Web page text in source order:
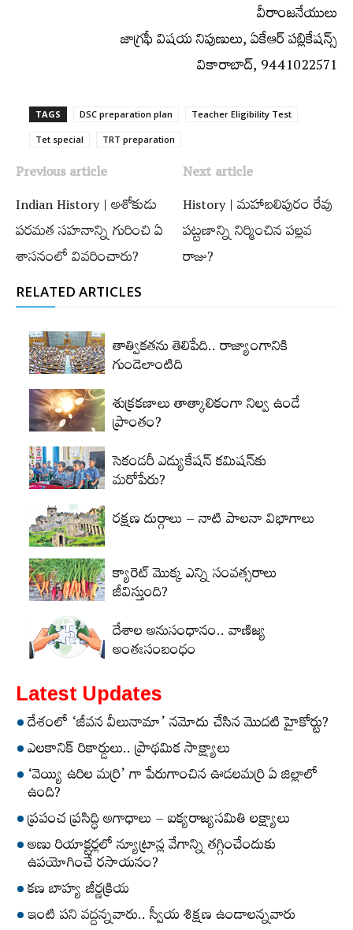
వీరాంజనేయులు
జాగ్రఫీ విషయ నిపుణులు, ఏకేఆర్‌ పబ్లికేషన్స్‌
వికారాబాద్‌, 9441022571
TAGS DSC preparation plan Teacher Eligibility Test
Tet special TRT preparation
Previous article
Indian History | అశోకుడు
పరమత సహనాన్ని గురించి ఏ
శాసనంలో వివరించారు?
Next article
History | మహాబలిపురం రేవు
పట్టణాన్ని నిర్మించిన పల్లవ
రాజు?
RELATED ARTICLES
తాత్వికతను తెలిపేది.. రాజ్యాంగానికి
గుండెలాంటిది
శుక్రకణాలు తాత్కాలికంగా నిల్వ ఉండే
ప్రాంతం?
సెకండరీ ఎడ్యుకేషన్‌ కమిషన్‌కు
మరోపేరు?
రక్షణ దుర్గాలు – నాటి పాలనా విభాగాలు
క్యారెట్‌ మొక్క ఎన్ని సంవత్సరాలు
జీవిస్తుంది?
దేశాల అనుసంధానం.. వాణిజ్య
అంతఃసంబంధం
Latest Updates
దేశంలో ‘జీవన వీలునామా’ నమోదు చేసిన మొదటి హైకోర్టు?
ఎలకానిక్‌ రికార్డులు.. ప్రాథమిక సాక్ష్యాలు
‘వెయ్యి ఉరిల మర్రి’ గా పేరుగాంచిన ఊడలమర్రి ఏ జిల్లాలో
ఉంది?
ప్రపంచ ప్రసిద్ధి అగాధాలు – ఐక్యరాజ్యసమితి లక్ష్యాలు
అణు రియాక్టర్లలో న్యూట్రాన్ల వేగాన్ని తగ్గించేందుకు
ఉపయోగించే రసాయనం?
కణ బాహ్య జీర్ణక్రియ
ఇంటి పని వద్దన్నవారు.. స్వీయ శిక్షణ ఉండాలన్నవారు